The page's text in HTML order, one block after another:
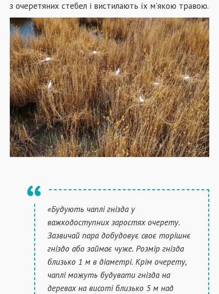
з очеретяних стебел і вистилають їх м'якою травою.
«Будують чаплі гнізда у
важкодоступних заростях очерету.
Зазвичай пара добудовує своє торішнє
гніздо або займає чуже. Розмір гнізда
близько 1 м в діаметрі. Крім очерету,
чаплі можуть будувати гнізда на
деревах на висоті близько 5 м над